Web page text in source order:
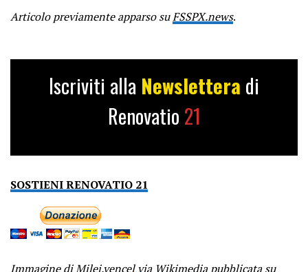
Articolo previamente apparso suFSSPX.news.
Iscriviti alla Newslettera di
Renovatio 21
SOSTIENI RENOVATIO 21
Immagine di Milei.vencelvia Wikimediapubblicata su